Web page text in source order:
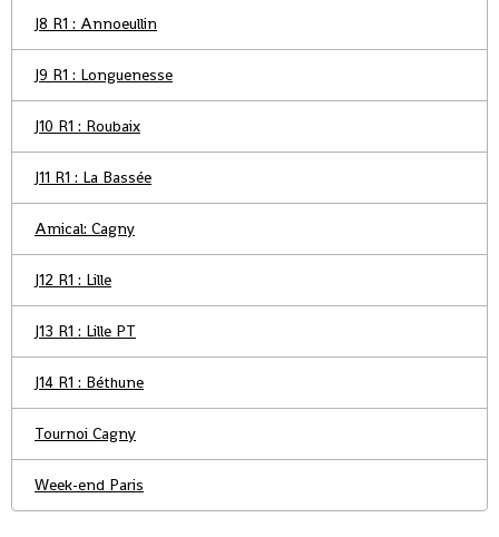
J8 R1 : Annoeullin
J9 R1 : Longuenesse
J10 R1 : Roubaix
J11 R1 : La Bassée
Amical: Cagny
J12 R1 : Lille
J13 R1 : Lille PT
J14 R1 : Béthune
Tournoi Cagny
Week-end Paris